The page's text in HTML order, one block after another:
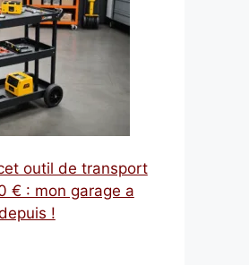
outil de transport
€ : mon garage a
!